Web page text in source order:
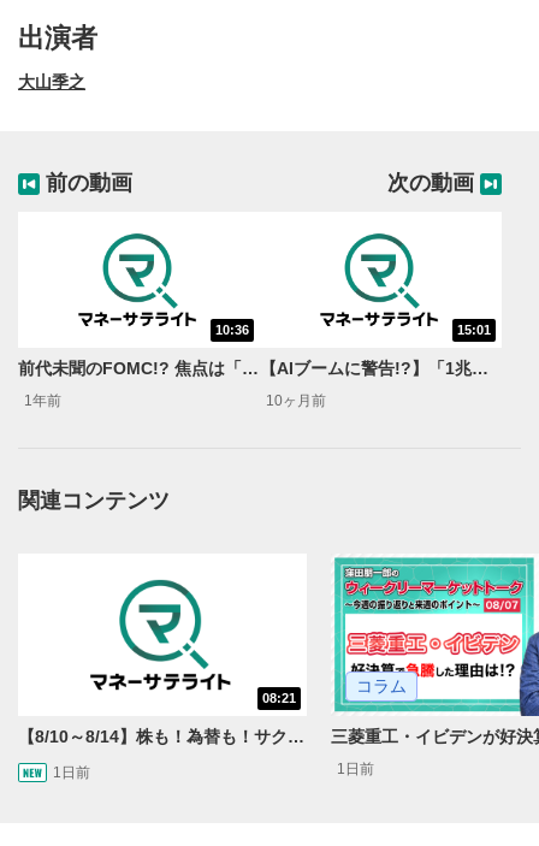
動画再生エリアをクリックすると、動画を再生または
一時停止します。
操作メニュー
10秒、動画を巻き戻し/早送りします。
再生位置を示しています。再生したい位置をクリック
するとその位置から動画が再生されます。
画質/再生速度の設定
画質の選択/再生速度の変更ができます。
7
音量調整
スライダーを上下すると音量が調整できます。
出演者
大山季之
前の動画
10:36
前代未聞のFOMC!? 焦点は「利下げの持続性」＜米国マーケットダイジェスト9/17号＞
1年前
次の動画
15:01
【AIブームに警告!?】「1兆ドルの壁」投資回収できるのか？＜米国マーケットダイジェスト10/1号＞
10ヶ月前
関連コンテンツ
08:21
【8/10～8/14】株も！為替も！サクッと！来週のマーケット見通し＜Next View＞
1日前
コラム
1日前